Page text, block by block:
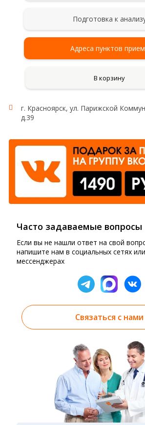
Подготовка к
Адреса пунктов
В корзину
г. Красноярск, ул. Парижской
д.39
Часто задаваемые вопросы
Если вы не нашли ответ на свой
напишите нам в социальных сетях или
мессенджерах
Связаться с нами
Результаты вы можете получить